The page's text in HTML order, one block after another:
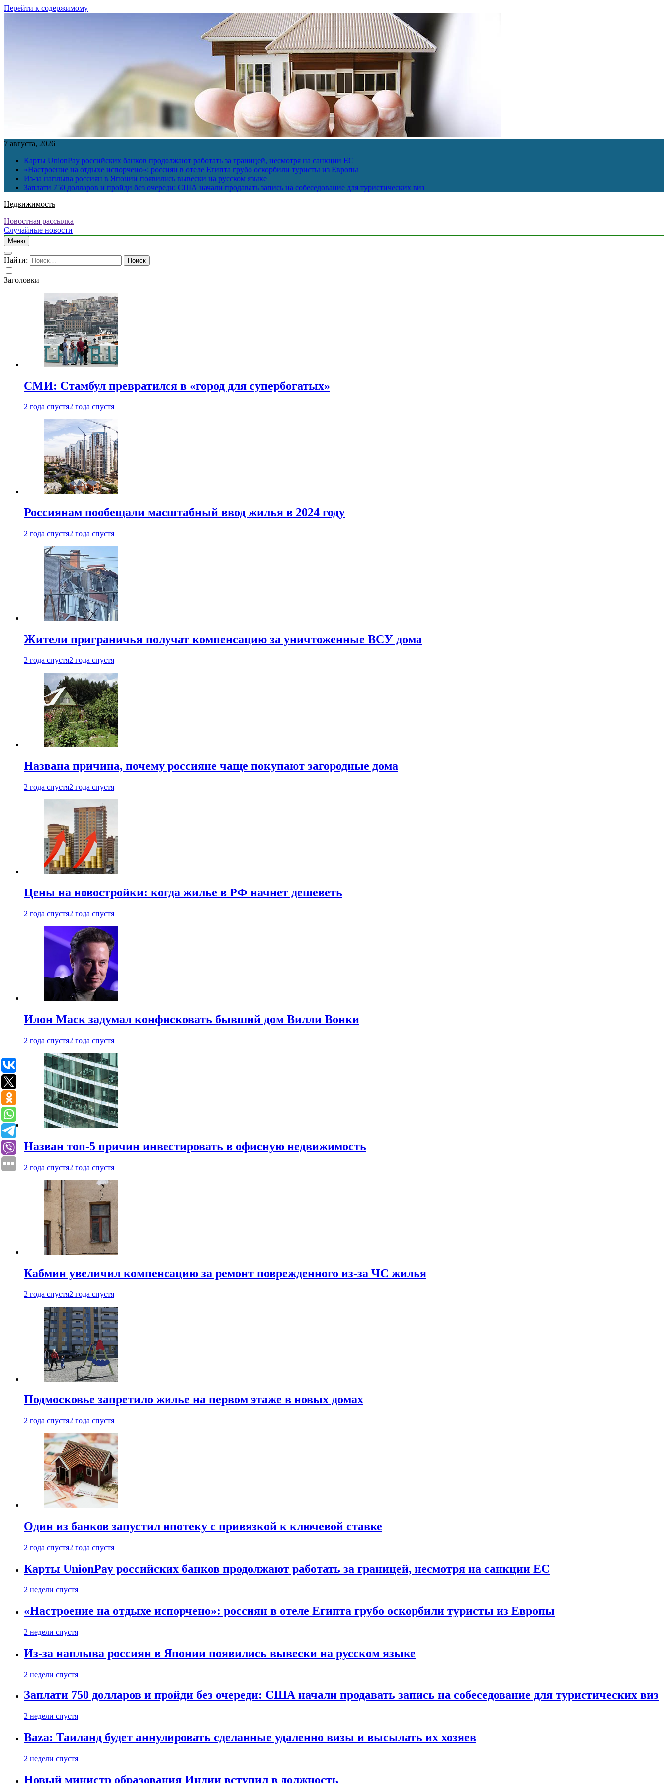
Перейти к содержимому
7 августа, 2026
Карты UnionPay российских банков продолжают работать за границей, несмотря на санкции ЕС
«Настроение на отдыхе испорчено»: россиян в отеле Египта грубо оскорбили туристы из Европы
Из-за наплыва россиян в Японии появились вывески на русском языке
Заплати 750 долларов и пройди без очереди: США начали продавать запись на собеседование для туристических виз
Недвижимость
Новостная рассылка
Случайные новости
Меню
Найти:
Заголовки
СМИ: Стамбул превратился в «город для супербогатых»
2 года спустя2 года спустя
Россиянам пообещали масштабный ввод жилья в 2024 году
2 года спустя2 года спустя
Жители приграничья получат компенсацию за уничтоженные ВСУ дома
2 года спустя2 года спустя
Названа причина, почему россияне чаще покупают загородные дома
2 года спустя2 года спустя
Цены на новостройки: когда жилье в РФ начнет дешеветь
2 года спустя2 года спустя
Илон Маск задумал конфисковать бывший дом Вилли Вонки
2 года спустя2 года спустя
Назван топ-5 причин инвестировать в офисную недвижимость
2 года спустя2 года спустя
Кабмин увеличил компенсацию за ремонт поврежденного из-за ЧС жилья
2 года спустя2 года спустя
Подмосковье запретило жилье на первом этаже в новых домах
2 года спустя2 года спустя
Один из банков запустил ипотеку с привязкой к ключевой ставке
2 года спустя2 года спустя
Карты UnionPay российских банков продолжают работать за границей, несмотря на санкции ЕС
2 недели спустя
«Настроение на отдыхе испорчено»: россиян в отеле Египта грубо оскорбили туристы из Европы
2 недели спустя
Из-за наплыва россиян в Японии появились вывески на русском языке
2 недели спустя
Заплати 750 долларов и пройди без очереди: США начали продавать запись на собеседование для туристических виз
2 недели спустя
Baza: Таиланд будет аннулировать сделанные удаленно визы и высылать их хозяев
2 недели спустя
Новый министр образования Индии вступил в должность